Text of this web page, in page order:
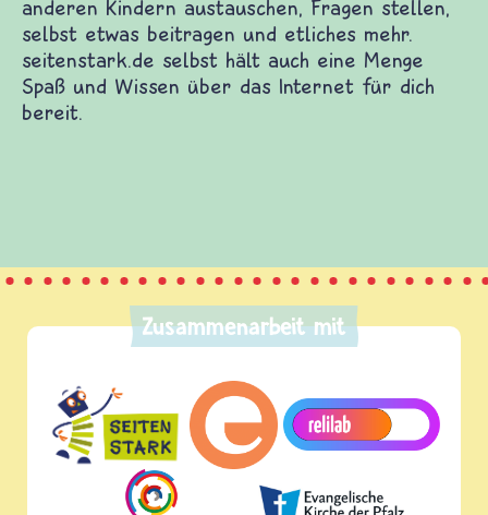
dich zu vielen guten Kinderwebsites. Dort
Filme auf dich und Informationen zu vielen
Du kannst dich mit anderen Kindern
stellen, selbst etwas beitragen und etliches
selbst hält auch eine Menge Spaß und
Zusammenarbeit mit